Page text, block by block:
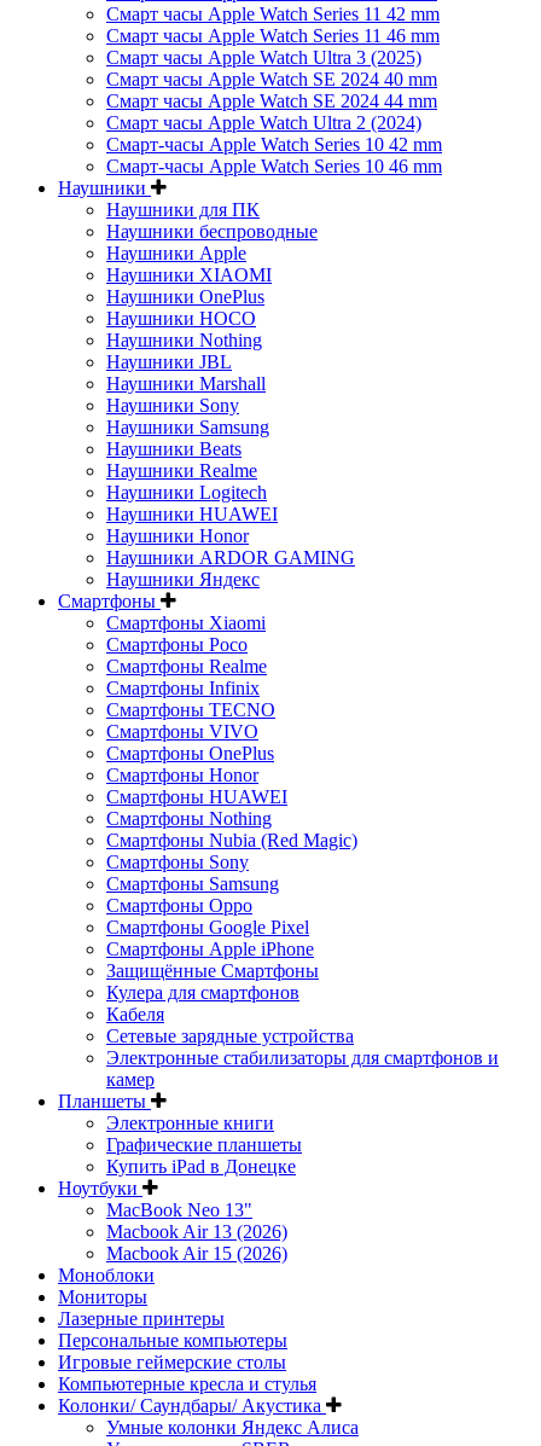
Смарт часы Apple Watch Series 11 42 mm
Смарт часы Apple Watch Series 11 46 mm
Смарт часы Apple Watch Ultra 3 (2025)
Смарт часы Apple Watch SE 2024 40 mm
Смарт часы Apple Watch SE 2024 44 mm
Смарт часы Apple Watch Ultra 2 (2024)
Смарт-часы Apple Watch Series 10 42 mm
Смарт-часы Apple Watch Series 10 46 mm
Наушники
Наушники для ПК
Наушники беспроводные
Наушники Apple
Наушники XIAOMI
Наушники OnePlus
Наушники HOCO
Наушники Nothing
Наушники JBL
Наушники Marshall
Наушники Sony
Наушники Samsung
Наушники Beats
Наушники Realme
Наушники Logitech
Наушники HUAWEI
Наушники Honor
Наушники ARDOR GAMING
Наушники Яндекс
Смартфоны
Смартфоны Xiaomi
Смартфоны Poco
Смартфоны Realme
Смартфоны Infinix
Смартфоны TECNO
Смартфоны VIVO
Смартфоны OnePlus
Смартфоны Honor
Смартфоны HUAWEI
Смартфоны Nothing
Смартфоны Nubia (Red Magic)
Смартфоны Sony
Смартфоны Samsung
Смартфоны Oppo
Смартфоны Google Pixel
Смартфоны Apple iPhone
Защищённые Смартфоны
Кулера для смартфонов
Кабеля
Сетевые зарядные устройства
Электронные стабилизаторы для смартфонов и
камер
Планшеты
Электронные книги
Графические планшеты
Купить iPad в Донецке
Ноутбуки
MacBook Neo 13"
Macbook Air 13 (2026)
Macbook Air 15 (2026)
Моноблоки
Мониторы
Лазерные принтеры
Персональные компьютеры
Игровые геймерские столы
Компьютерные кресла и стулья
Колонки/ Саундбары/ Акустика
Умные колонки Яндекс Алиса